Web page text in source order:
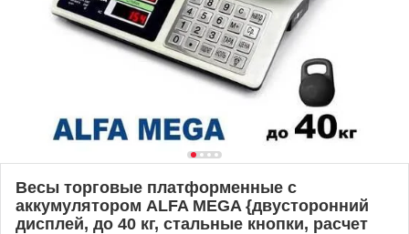
Весы торговые платформенные с
аккумулятором ALFA MEGA {двусторонний
дисплей, до 40 кг, стальные кнопки, расчет